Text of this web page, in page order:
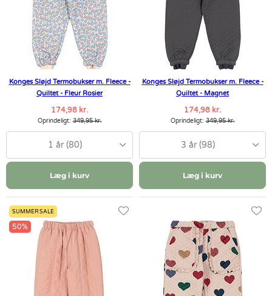
Konges Sløjd Termobukser m. Fleece -
Quiltet - Fleur Rosier
174,98 kr.
Oprindeligt:349,95 kr.
1 år (80)
Læg i kurv
Konges Sløjd Termobukser m. Fleece -
Quiltet - Magnet
174,98 kr.
Oprindeligt:349,95 kr.
3 år (98)
Læg i kurv
SUMMER SALE
50%